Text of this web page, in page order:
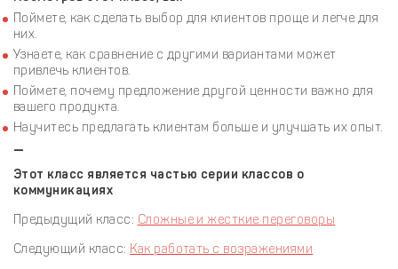
Поймете, как сделать выбор для клиентов проще и легче для
них.
Узнаете, как сравнение с другими вариантами может
привлечь клиентов.
Поймете, почему предложение другой ценности важно для
вашего продукта.
Научитесь предлагать клиентам больше и улучшать их опыт.
—
Этот класс является частью серии классов о
коммуникациях
Предыдущий класс: Сложные и жесткие переговоры
Следующий класс: Как работать с возражениями